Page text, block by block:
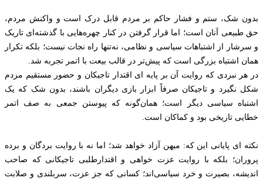
بدون شک، ستم و فشار حاکم بر مردم قابل درک است و واکنش مردم،
حق طبیعی آنان است؛ اما قرار گرفتن در کنار چهره‌هایی با گذشته‌ای تاریک
و سرشار از اشتباهات سیاسی و نظامی، نه‌تنها راه نجات نیست؛ بلکه تکرار
همان اشتباه بزرگی است که پیش‌تر در قالب بیعت با اتمر تجربه شد.
در هر نبردی که روایت آن بر پایه ای اقتدار تاجیکان و حضور مستقیم مردم
شکل نگیرد و تاجیکان صرفاً ابزار بازی دیگران باشند، بدون شک که یک
اشتباه سیاسی دیگر است؛ همان‌گونه که پیوستن جمعی به صف اتمر
خطایی تاریخی بود و کماکان است.
نکته ای پایانی این که: میهن آزاد خواهد شد؛ اما نه با روایت بردگان و برده‌
پروران؛ بلکه با روایت عزت‌ خواهی و اقتدارطلبی تاجیکانی که صاحب
اندیشه، بصیرت و خرد سیاسی‌اند؛ کسانی که جز عزت، سربلندی و صلابت